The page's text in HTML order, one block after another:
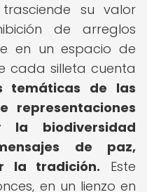
su valor
de arreglos
en un espacio de
cada silleta cuenta
temáticas de las
representaciones
biodiversidad
de paz,
la tradición. Este
en un lienzo en